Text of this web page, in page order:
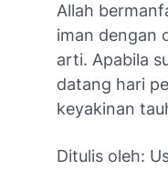
Allah
iman dengan
arti. Apabila
datang hari
keyakinan
Ditulis oleh: